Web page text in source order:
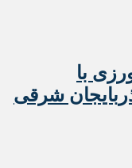
کشاورزی با
شرقی